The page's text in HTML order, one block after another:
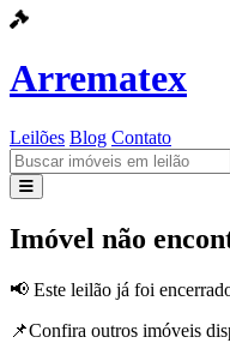
Arrematex
Leilões Blog Contato
Leilões
Contato
Imóvel não
📢 Este leilão já foi
📌Confira outros imóveis